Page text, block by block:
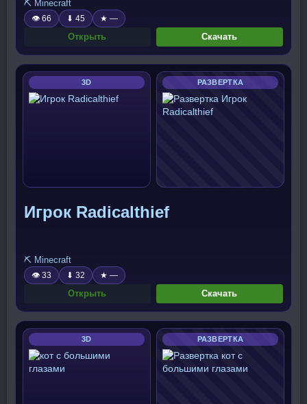
⛏️ Minecraft
👁 66 ⬇ 45 ★ —
Открыть Скачать
3D РАЗВЕРТКА
Игрок Radicalthief
⛏️ Minecraft
👁 33 ⬇ 32 ★ —
Открыть Скачать
3D РАЗВЕРТКА